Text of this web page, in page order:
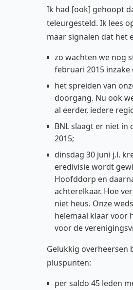
Ik had [ook] gehoopt
teleurgesteld. Ik lees
maar signalen dat het
zo wachten we nog
februari 2015
het spreiden van
doorgang. Nu ook
al eerder, iedere
BNL slaagt er niet
2015;
dinsdag 30 juni j.l.
eredivisie wordt
Hoofddorp en
achterelkaar. Hoe
niet heus. Onze
helemaal klaar voor
voor de
Gelukkig overheersen
pluspunten:
per saldo 45 leden